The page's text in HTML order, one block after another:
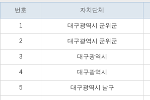
번호 자치단체
1 대구광역시 군위군
2 대구광역시 군위군
3 대구광역시
4 대구광역시
5 대구광역시 남구